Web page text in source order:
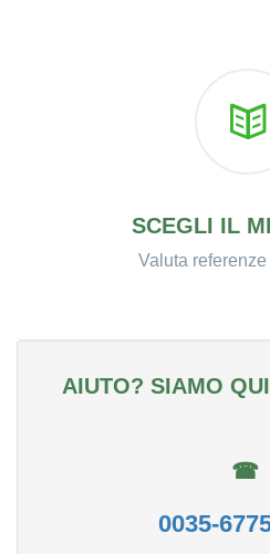
SCEGLI IL
Valuta
AIUTO? SIAMO
☎
0035-